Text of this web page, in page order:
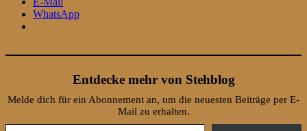
WhatsApp
Entdecke mehr von Stehblog
Melde dich für ein Abonnement an, um die neuesten Beiträge per E-
Mail zu erhalten.
Gib deine E-Mail-Adresse ein ...